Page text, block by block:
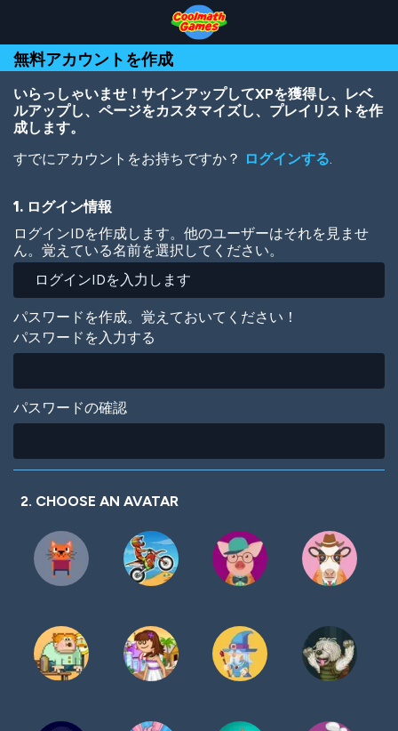
Top
of
Page
Navigation
Main
Content
Footer
ン
コ
ン
移
無料アカウントを作成
いらっしゃいませ！サインアップしてXPを獲得し、レベ
ルアップし、ページをカスタマイズし、プレイリストを作
成します。
すでにアカウントをお持ちですか？ ログインする.
1. ログイン情報
ログインIDを作成します。他のユーザーはそれを見ませ
ん。覚えている名前を選択してください。
パスワードを作成。覚えておいてください！
パスワードを入力する
パスワードの確認
2. CHOOSE AN AVATAR